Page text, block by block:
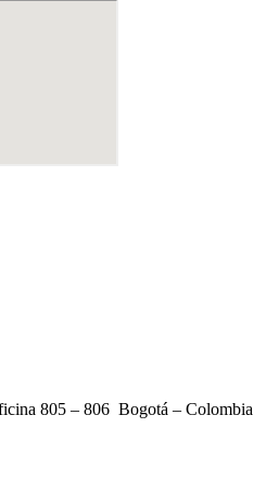
805 – 806 Bogotá – Colombia